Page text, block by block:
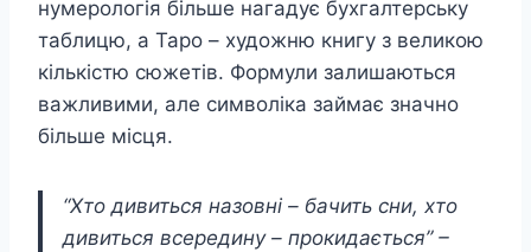
нумерологія більше нагадує бухгалтерську
таблицю, а Таро – художню книгу з великою
кількістю сюжетів. Формули залишаються
важливими, але символіка займає значно
більше місця.
“Хто дивиться назовні – бачить сни, хто
дивиться всередину – прокидається” –